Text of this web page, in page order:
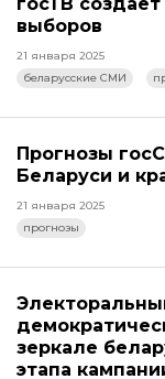
выборов
21 января 2025
беларусские СМИ
Прогнозы
Беларуси и
21 января 2025
прогнозы
зеркале
этапа